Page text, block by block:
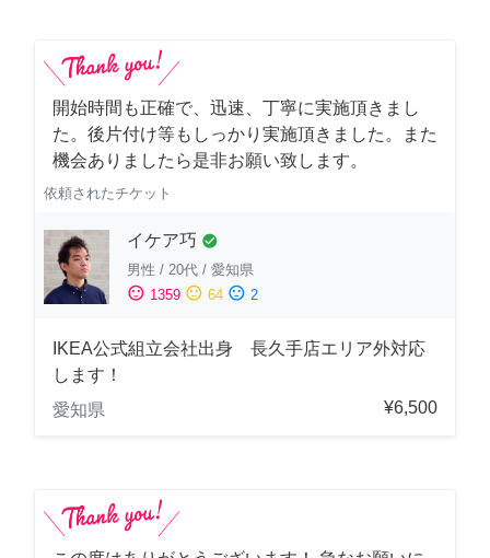
開始時間も正確で、迅速、丁寧に実施頂きまし
た。後片付け等もしっかり実施頂きました。また
機会ありましたら是非お願い致します。
依頼されたチケット
イケア巧 check_circle
男性 / 20代 / 愛知県
sentiment_satisfied 1359 sentiment_neutral 64 sentiment_dissatisfied 2
IKEA公式組立会社出身 長久手店エリア外対応
します！
愛知県
¥6,500